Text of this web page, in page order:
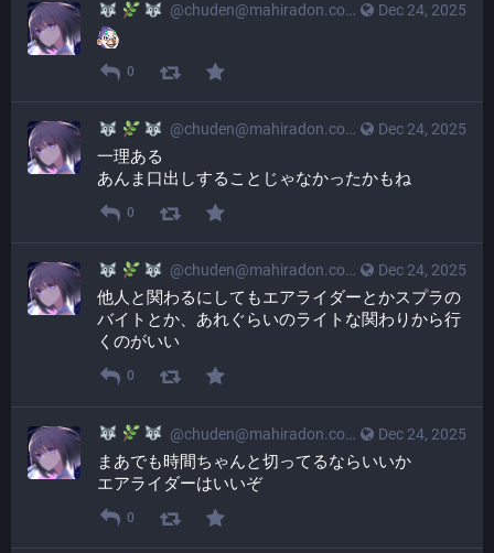
Dec 24, 2025
@chuden@mahiradon.com
0
Dec 24, 2025
@chuden@mahiradon.com
一理ある
あんま口出しすることじゃなかったかもね
0
Dec 24, 2025
@chuden@mahiradon.com
他人と関わるにしてもエアライダーとかスプラの
バイトとか、あれぐらいのライトな関わりから行
くのがいい
0
Dec 24, 2025
@chuden@mahiradon.com
まあでも時間ちゃんと切ってるならいいか
エアライダーはいいぞ
0